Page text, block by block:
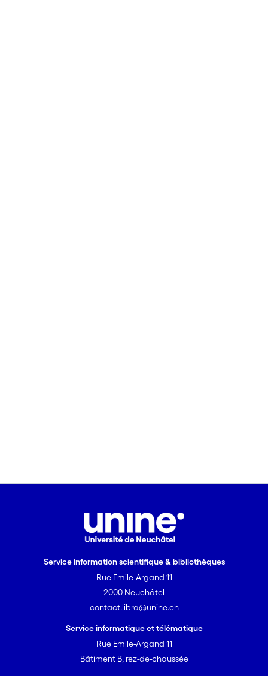
Service information scientifique & bibliothèques
Rue Emile-Argand 11
2000 Neuchâtel
contact.libra@unine.ch
Service informatique et télématique
Rue Emile-Argand 11
Bâtiment B, rez-de-chaussée